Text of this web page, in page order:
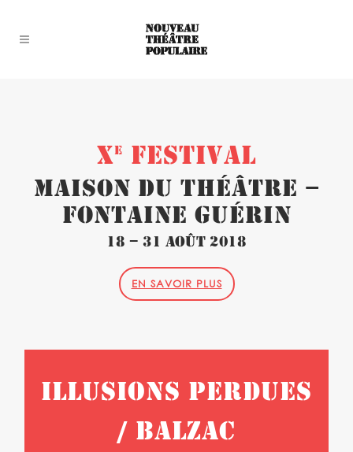
XE FESTIVAL
Maison du théâtre –
Fontaine Guérin
18 – 31 août 2018
EN SAVOIR PLUS
ILLUSIONS PERDUES
/ BALZAC